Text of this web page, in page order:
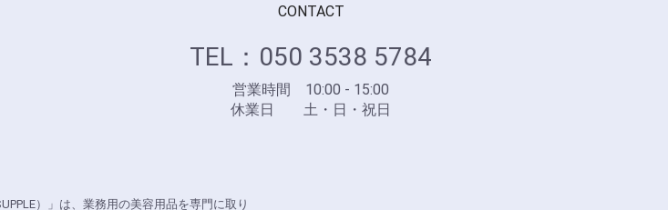
CONTACT
TEL：050 3538 5784
営業時間 10:00 - 15:00
休業日 土・日・祝日
）」は、業務用の美容用品を専門に取り